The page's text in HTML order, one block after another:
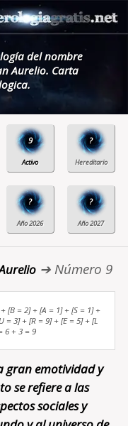
del nombre
Aurelio. Carta
9 ?
? ?
➔ Número 9
[B = 2] + [A = 1] + [S = 1] +
= 3] + [R = 9] + [E = 5] + [L
6 + 3 = 9
gran emotividad y
se refiere a las
sociales y